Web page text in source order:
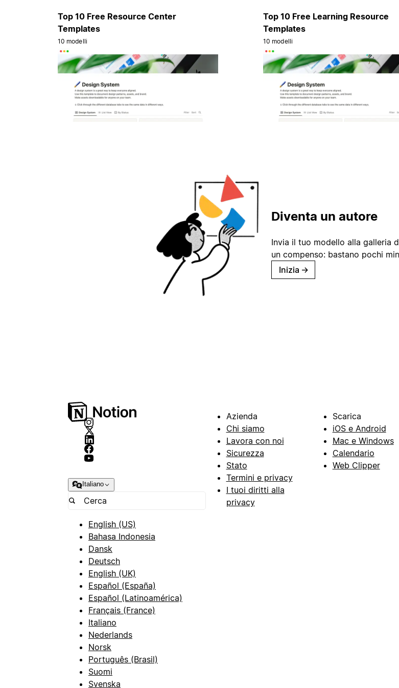
Top 10 Free Resource Center
Templates
10 modelli
Top 10 Free Learning Resource
Templates
10 modelli
Diventa un autore
Invia il tuo modello alla galleria
un compenso: bastano pochi
Inizia →
Italiano
English (US)
Bahasa Indonesia
Dansk
Deutsch
English (UK)
Español (España)
Español (Latinoamérica)
Français (France)
Italiano
Nederlands
Norsk
Português (Brasil)
Suomi
Svenska
Azienda
Chi siamo
Lavora con noi
Sicurezza
Stato
Termini e privacy
I tuoi diritti alla
privacy
Scarica
iOS e Android
Mac e Windows
Calendario
Web Clipper